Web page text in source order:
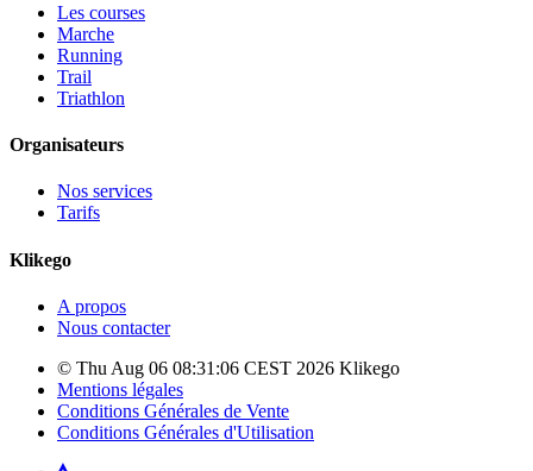
Les courses
Marche
Running
Trail
Triathlon
Organisateurs
Nos services
Tarifs
Klikego
A propos
Nous contacter
© Thu Aug 06 08:31:06 CEST 2026 Klikego
Mentions légales
Conditions Générales de Vente
Conditions Générales d'Utilisation